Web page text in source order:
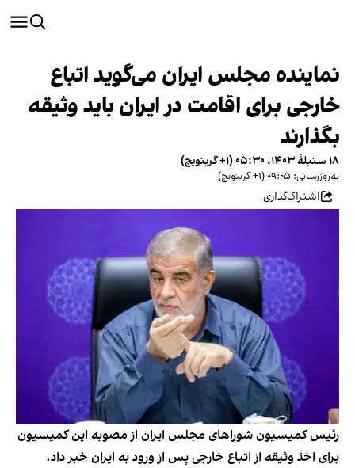
نماینده مجلس ایران می‌گوید اتباع
خارجی برای اقامت در ایران باید وثیقه
بگذارند
۱۸ سنبلهٔ ۱۴۰۳، ۰۵:۳۰ (‎+۱ گرینویچ)
به‌روزرسانی: ۰۹:۰۵ (‎+۱ گرینویچ)
اشتراک‌گذاری
رئیس کمیسیون شوراهای مجلس ایران از مصوبه این کمیسیون
برای اخذ وثیقه از اتباع خارجی پس از ورود به ایران خبر داد.